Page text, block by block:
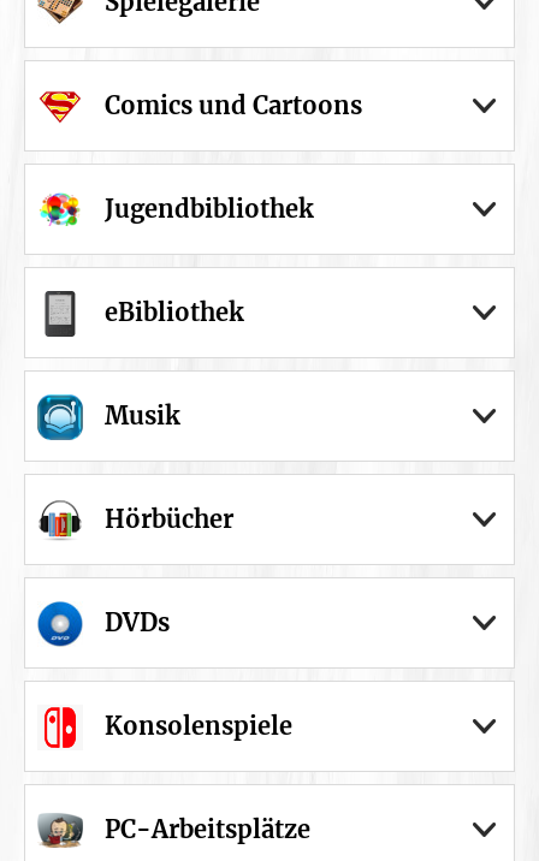
Comics und Cartoons
Jugendbibliothek
eBibliothek
Musik
Hörbücher
DVDs
Konsolenspiele
PC-Arbeitsplätze